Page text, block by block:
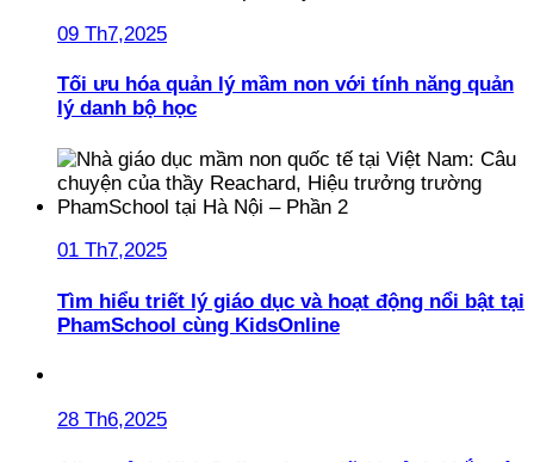
09 Th7,2025
Tối ưu hóa quản lý mầm non với tính năng quản
lý danh bộ học
01 Th7,2025
Tìm hiểu triết lý giáo dục và hoạt động nổi bật tại
PhamSchool cùng KidsOnline
28 Th6,2025